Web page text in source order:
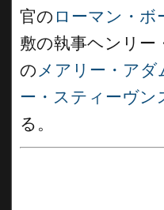
官の ローマン・ボ
敷の執事ヘンリー
の メアリー・アダ
ー・スティーヴン
る。